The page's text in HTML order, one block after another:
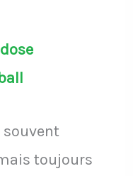
souvent
toujours